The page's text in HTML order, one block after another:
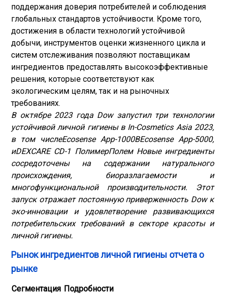
поддержания доверия потребителей и соблюдения
глобальных стандартов устойчивости. Кроме того,
достижения в области технологий устойчивой
добычи, инструментов оценки жизненного цикла и
систем отслеживания позволяют поставщикам
ингредиентов предоставлять высокоэффективные
решения, которые соответствуют как
экологическим целям, так и на рыночных
требованиях.
В октябре 2023 года Dow запустил три технологии
устойчивой личной гигиены в In-Cosmetics Asia 2023,
в том числеEcosense App-1000ВEcosense App-5000,
иDEXCARE CD-1 ПолимерПолем Новые ингредиенты
сосредоточены на содержании натурального
происхождения, биоразлагаемости и
многофункциональной производительности. Этот
запуск отражает постоянную приверженность Dow к
эко-инновации и удовлетворение развивающихся
потребительских требований в секторе красоты и
личной гигиены.
Рынок ингредиентов личной гигиены отчета о
рынке
Сегментация Подробности